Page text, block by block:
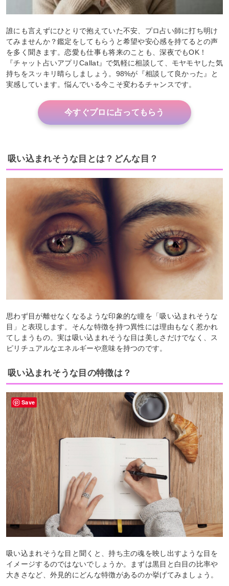
誰にも言えずにひとりで抱えていた不安、プロ占い師に打ち明け
てみませんか？鑑定をしてもらうと希望や安心感を持てるとの声
を多く聞きます。恋愛も仕事も将来のことも、深夜でもOK！
『チャット占いアプリCallat』で気軽に相談して、モヤモヤした気
持ちをスッキリ晴らしましょう。98%が『相談して良かった』と
実感しています。悩んでいる今こそ変わるチャンスです。
今すぐプロに占ってもらう
吸い込まれそうな目とは？どんな目？
思わず目が離せなくなるような印象的な瞳を「吸い込まれそうな
目」と表現します。そんな特徴を持つ異性には理由もなく惹かれ
てしまうもの。実は吸い込まれそうな目は美しさだけでなく、ス
ピリチュアルなエネルギーや意味を持つのです。
吸い込まれそうな目の特徴は？
吸い込まれそうな目と聞くと、持ち主の魂を映し出すような目を
イメージするのではないでしょうか。まずは黒目と白目の比率や
大きさなど、外見的にどんな特徴があるのか挙げてみましょう。
Save